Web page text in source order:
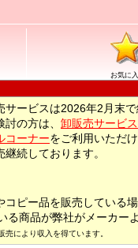
お気に
ービスは2026年2月末で
の方は、 卸販売サービス
コーナーをご利用いただけ
続しております。
ピー品を販売している場
る商品が弊社がメーカー
により収入を得ています。